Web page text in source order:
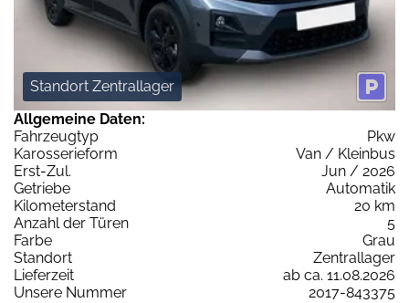
Standort Zentrallager
Allgemeine Daten:
Fahrzeugtyp
Pkw
Karosserieform
Van / Kleinbus
Erst-Zul.
Jun / 2026
Getriebe
Automatik
Kilometerstand
20 km
Anzahl der Türen
5
Farbe
Grau
Standort
Zentrallager
Lieferzeit
ab ca. 11.08.2026
Unsere Nummer
2017-843375